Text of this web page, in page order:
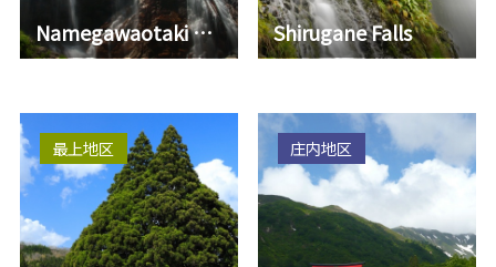
Namegawaotaki Fall Shirugane Falls
最上地区 庄内地区